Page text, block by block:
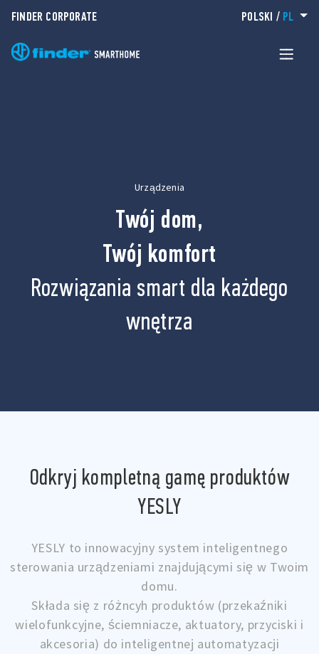
FINDER CORPORATE POLSKI / PL
Urządzenia
Twój dom,
Twój komfort
Rozwiązania smart dla każdego
wnętrza
Odkryj kompletną gamę produktów
YESLY
YESLY to innowacyjny system inteligentnego
sterowania urządzeniami znajdującymi się w Twoim
domu.
Składa się z różncyh produktów (przekaźniki
wielofunkcyjne, ściemniacze, aktuatory, przyciski i
akcesoria) do inteligentnej automatyzacji